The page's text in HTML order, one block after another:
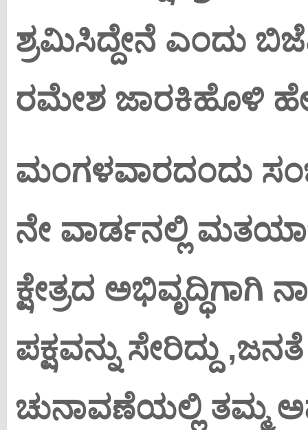
ಶ್ರಮಿಸಿದ್ದೇನೆ ಎಂದು
ರಮೇಶ ಜಾರಕಿಹೊಳಿ
ಮಂಗಳವಾರದಂದು
ನೇ ವಾರ್ಡನಲ್ಲಿ
ಕ್ಷೇತ್ರದ ಅಭಿವೃದ್ಧಿಗಾಗಿ
ಪಕ್ಷವನ್ನು ಸೇರಿದ್ದು
ಚುನಾವಣೆಯಲ್ಲಿ ತಮ್ಮ